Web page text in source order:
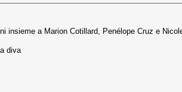
insieme a Marion Cotillard, Penélope Cruz e
diva